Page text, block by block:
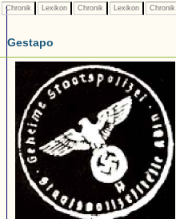
Chronik Lexikon Chronik Lexikon Chronik
Gestapo